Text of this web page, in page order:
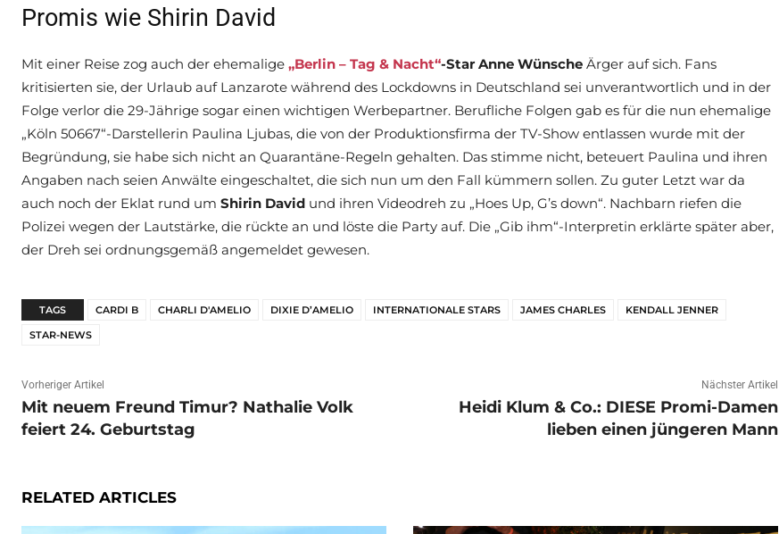
Promis wie Shirin David
Mit einer Reise zog auch der ehemalige „Berlin – Tag & Nacht“-Star Anne Wünsche Ärger auf sich. Fans
kritisierten sie, der Urlaub auf Lanzarote während des Lockdowns in Deutschland sei unverantwortlich und in der
Folge verlor die 29-Jährige sogar einen wichtigen Werbepartner. Berufliche Folgen gab es für die nun ehemalige
„Köln 50667“-Darstellerin Paulina Ljubas, die von der Produktionsfirma der TV-Show entlassen wurde mit der
Begründung, sie habe sich nicht an Quarantäne-Regeln gehalten. Das stimme nicht, beteuert Paulina und ihren
Angaben nach seien Anwälte eingeschaltet, die sich nun um den Fall kümmern sollen. Zu guter Letzt war da
auch noch der Eklat rund um Shirin David und ihren Videodreh zu „Hoes Up, G’s down“. Nachbarn riefen die
Polizei wegen der Lautstärke, die rückte an und löste die Party auf. Die „Gib ihm“-Interpretin erklärte später aber,
der Dreh sei ordnungsgemäß angemeldet gewesen.
TAGS CARDI B CHARLI D'AMELIO DIXIE D’AMELIO INTERNATIONALE STARS JAMES CHARLES
KENDALL JENNER
STAR-NEWS
Vorheriger Artikel
Mit neuem Freund Timur? Nathalie Volk
feiert 24. Geburtstag
Nächster Artikel
Heidi Klum & Co.: DIESE Promi-Damen
lieben einen jüngeren Mann
RELATED ARTICLES